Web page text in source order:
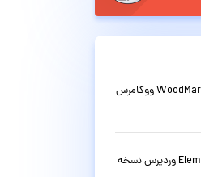
قالب فروشگاهی چندمنظوره وودمارت WoodMart ووکامرس
افزونه صفحه ساز المنتور پرو Elementor Pro وردپرس نسخه